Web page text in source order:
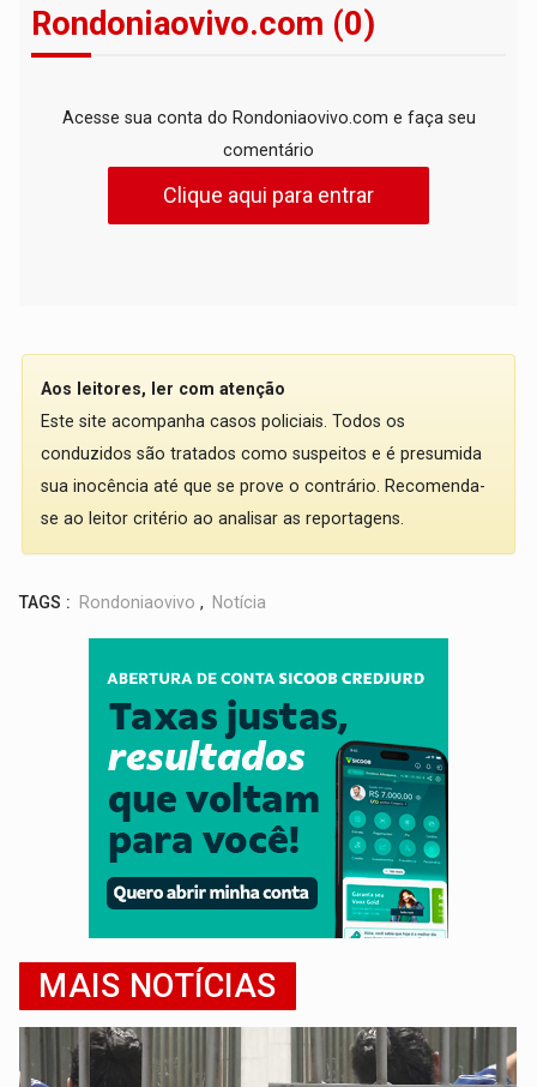
Rondoniaovivo.com (0)
Acesse sua conta do Rondoniaovivo.com e faça seu
comentário
Clique aqui para entrar
Aos leitores, ler com atenção
Este site acompanha casos policiais. Todos os
conduzidos são tratados como suspeitos e é presumida
sua inocência até que se prove o contrário. Recomenda-
se ao leitor critério ao analisar as reportagens.
TAGS : Rondoniaovivo , Notícia
MAIS NOTÍCIAS